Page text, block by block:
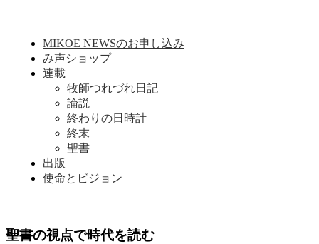
MIKOE NEWSのお申し込み
み声ショップ
連載
牧師つれづれ日記
論説
終わりの日時計
終末
聖書
出版
使命とビジョン
聖書の視点で時代を読む